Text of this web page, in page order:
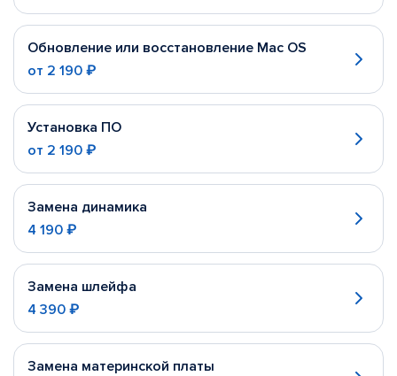
Обновление или восстановление Mac OS
от 2 190 ₽
Установка ПО
от 2 190 ₽
Замена динамика
4 190 ₽
Замена шлейфа
4 390 ₽
Замена материнской платы